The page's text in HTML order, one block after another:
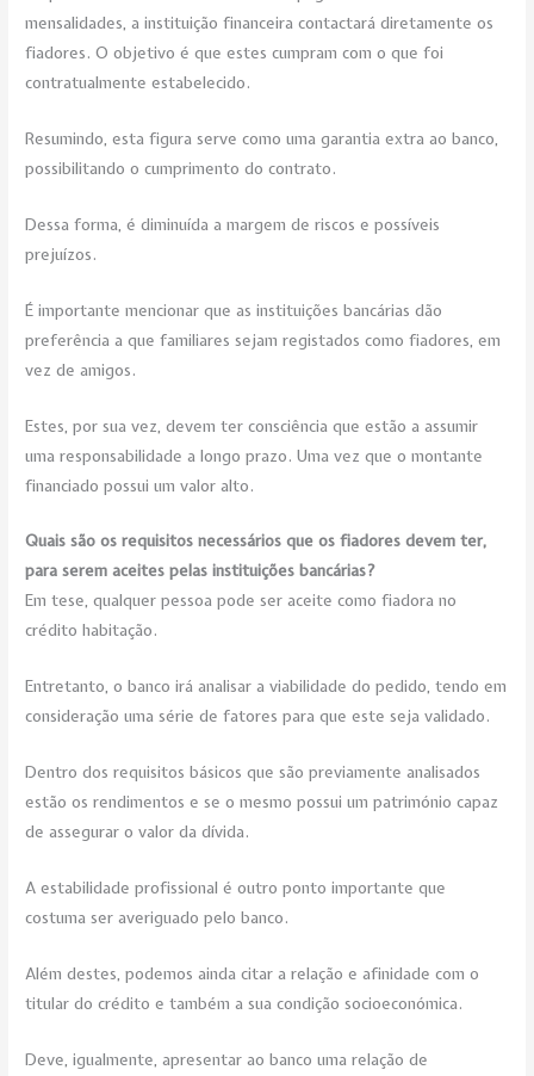
mensalidades, a instituição financeira contactará diretamente os
fiadores. O objetivo é que estes cumpram com o que foi
contratualmente estabelecido.
Resumindo, esta figura serve como uma garantia extra ao banco,
possibilitando o cumprimento do contrato.
Dessa forma, é diminuída a margem de riscos e possíveis
prejuízos.
É importante mencionar que as instituições bancárias dão
preferência a que familiares sejam registados como fiadores, em
vez de amigos.
Estes, por sua vez, devem ter consciência que estão a assumir
uma responsabilidade a longo prazo. Uma vez que o montante
financiado possui um valor alto.
Quais são os requisitos necessários que os fiadores devem ter,
para serem aceites pelas instituições bancárias?
Em tese, qualquer pessoa pode ser aceite como fiadora no
crédito habitação.
Entretanto, o banco irá analisar a viabilidade do pedido, tendo em
consideração uma série de fatores para que este seja validado.
Dentro dos requisitos básicos que são previamente analisados
estão os rendimentos e se o mesmo possui um património capaz
de assegurar o valor da dívida.
A estabilidade profissional é outro ponto importante que
costuma ser averiguado pelo banco.
Além destes, podemos ainda citar a relação e afinidade com o
titular do crédito e também a sua condição socioeconómica.
Deve, igualmente, apresentar ao banco uma relação de